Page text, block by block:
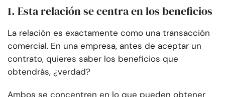
1. Esta relación se centra en los beneficios
La relación es exactamente como una transacción
comercial. En una empresa, antes de aceptar un
contrato, quieres saber los beneficios que
obtendrás, ¿verdad?
Ambos se concentren en lo que pueden obtener